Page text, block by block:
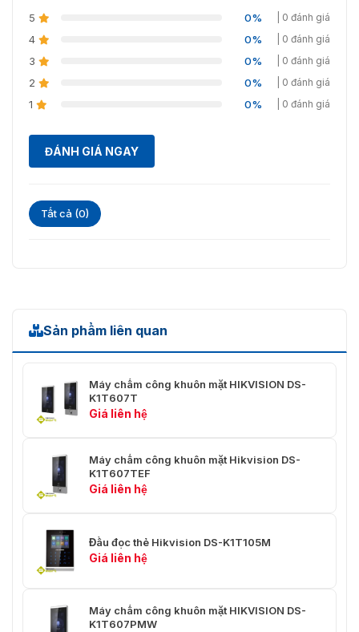
Độ Ẩm Làm Việc 10% đến 90% (Không ngưng tụ)
Trọng lượng
5 0% | 0 đánh giá
4 0% | 0 đánh giá
3 0% | 0 đánh giá
2 0% | 0 đánh giá
1 0% | 0 đánh giá
ĐÁNH GIÁ NGAY
Tất cả (0)
Sản phẩm liên quan
Máy chấm công khuôn mặt HIKVISION DS-
K1T607T
Giá liên hệ
Máy chấm công khuôn mặt Hikvision DS-
K1T607TEF
Giá liên hệ
Đầu đọc thẻ Hikvision DS-K1T105M
Giá liên hệ
Máy chấm công khuôn mặt HIKVISION DS-
K1T607PMW